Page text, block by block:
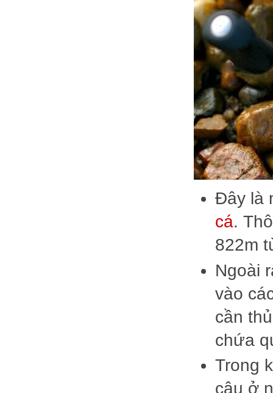
Đây là
cá.
822m
Ngoài
vào
cần
chứa
Trong
câu ở